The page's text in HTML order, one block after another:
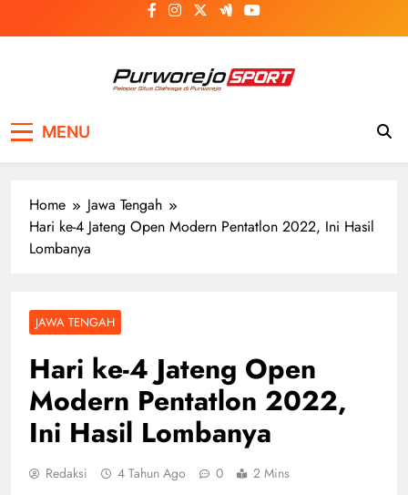
to
MENU
Home
Jawa Tengah
Hari ke-4 Jateng Open Modern Pentatlon 2022, Ini Hasil
Lombanya
JAWA TENGAH
Hari ke-4 Jateng Open
Modern Pentatlon 2022,
Ini Hasil Lombanya
Redaksi 4 Tahun Ago 0 2 Mins